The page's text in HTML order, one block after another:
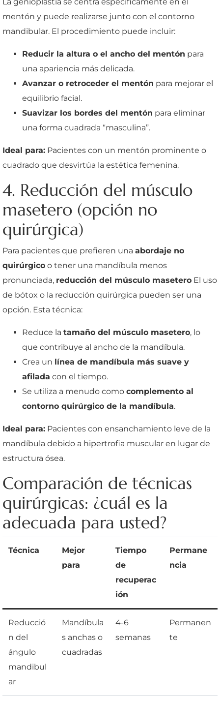
mentón y puede realizarse junto con el contorno
mandibular. El procedimiento puede incluir:
Reducir la altura o el ancho del mentón para
una apariencia más delicada.
Avanzar o retroceder el mentón para mejorar el
equilibrio facial.
Suavizar los bordes del mentón para eliminar
una forma cuadrada “masculina”.
Ideal para: Pacientes con un mentón prominente o
cuadrado que desvirtúa la estética femenina.
4. Reducción del músculo
masetero (opción no
quirúrgica)
Para pacientes que prefieren una abordaje no
quirúrgico o tener una mandíbula menos
pronunciada, reducción del músculo masetero El uso
de bótox o la reducción quirúrgica pueden ser una
opción. Esta técnica:
Reduce la tamaño del músculo masetero, lo
que contribuye al ancho de la mandíbula.
Crea un línea de mandíbula más suave y
afilada con el tiempo.
Se utiliza a menudo como complemento al
contorno quirúrgico de la mandíbula.
Ideal para: Pacientes con ensanchamiento leve de la
mandíbula debido a hipertrofia muscular en lugar de
estructura ósea.
Comparación de técnicas
quirúrgicas: ¿cuál es la
adecuada para usted?
Técnica
Mejor
para
Tiempo
de
recuperac
ión
Permane
ncia
Reducció
n del
ángulo
mandibul
ar
Mandíbula
s anchas o
cuadradas
4-6
semanas
Permanen
te